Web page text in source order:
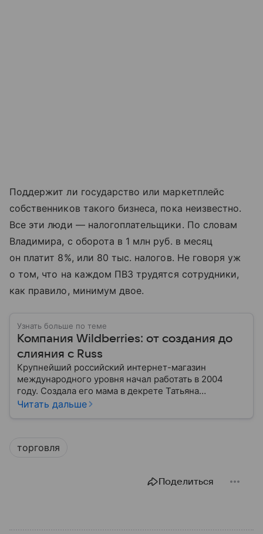
Поддержит ли государство или маркетплейс
собственников такого бизнеса, пока неизвестно.
Все эти люди — налогоплательщики. По словам
Владимира, с оборота в 1 млн руб. в месяц
он платит 8%, или 80 тыс. налогов. Не говоря уж
о том, что на каждом ПВЗ трудятся сотрудники,
как правило, минимум двое.
Узнать больше по теме
Компания Wildberries: от создания до
слияния с Russ
Крупнейший российский интернет-магазин
международного уровня начал работать в 2004
году. Создала его мама в декрете Татьяна
Бакальчук. Сегодня владелица Wildberries — одна
Читать дальше
торговля
Поделиться